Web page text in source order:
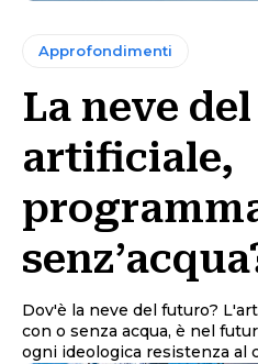
Approfondimenti
La neve
artificiale,
Dov'è la neve del futuro?
con o senza acqua, è nel
ogni ideologica resistenza al